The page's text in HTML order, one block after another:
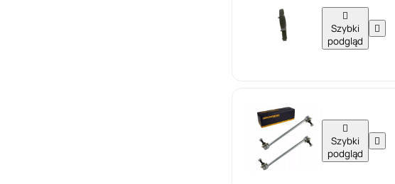

Szybki
podgląd


Szybki
podgląd
